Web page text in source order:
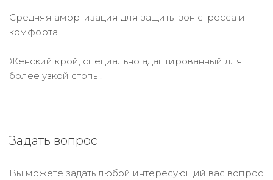
Средняя амортизация для защиты зон стресса и
комфорта.
Женский крой, специально адаптированный для
более узкой стопы.
Задать вопрос
Вы можете задать любой интересующий вас вопрос